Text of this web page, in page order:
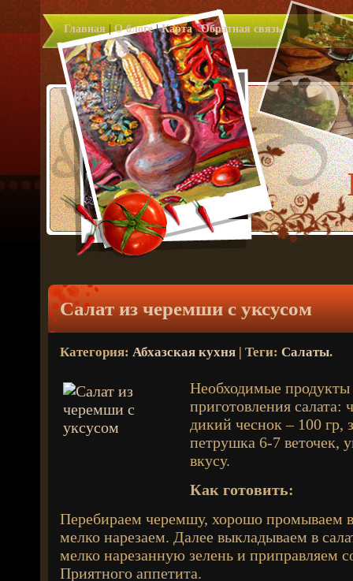
Главная |О блоге |Карта |Обратная связь
Салат из черемши с уксусом
Категория: Абхазская кухня | Теги: Салаты.
Необходимые продукты
приготовления
дикий чеснок – 100 гр,
петрушка 6-7 веточек,
вкусу.
Как готовить:
Перебираем черемшу, хорошо промываем
мелко нарезаем. Далее выкладываем в
мелко нарезанную зелень и приправляем
Приятного аппетита.